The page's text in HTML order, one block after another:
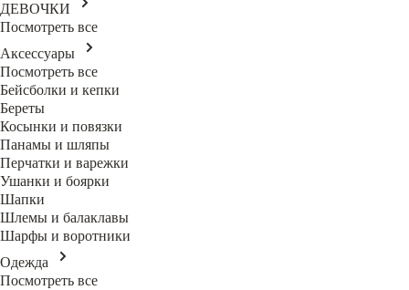
ДЕВОЧКИ
Посмотреть все
Аксессуары
Посмотреть все
Бейсболки и кепки
Береты
Косынки и повязки
Панамы и шляпы
Перчатки и варежки
Ушанки и боярки
Шапки
Шлемы и балаклавы
Шарфы и воротники
Одежда
Посмотреть все